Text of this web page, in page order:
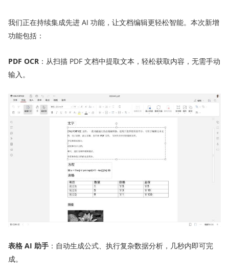
我们正在持续集成先进 AI 功能，让文档编辑更轻松智能。本次新增
功能包括：
PDF OCR ：从扫描 PDF 文档中提取文本，轻松获取内容，无需手动
输入。
表格 AI 助手 ：自动生成公式、执行复杂数据分析，几秒内即可完
成。